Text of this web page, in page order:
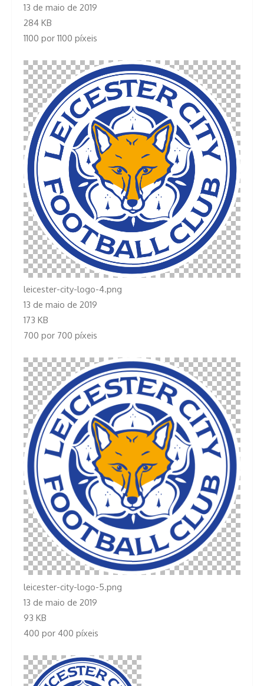
13 de maio de 2019
284 KB
1100 por 1100 píxeis
leicester-city-logo-4.png
13 de maio de 2019
173 KB
700 por 700 píxeis
leicester-city-logo-5.png
13 de maio de 2019
93 KB
400 por 400 píxeis